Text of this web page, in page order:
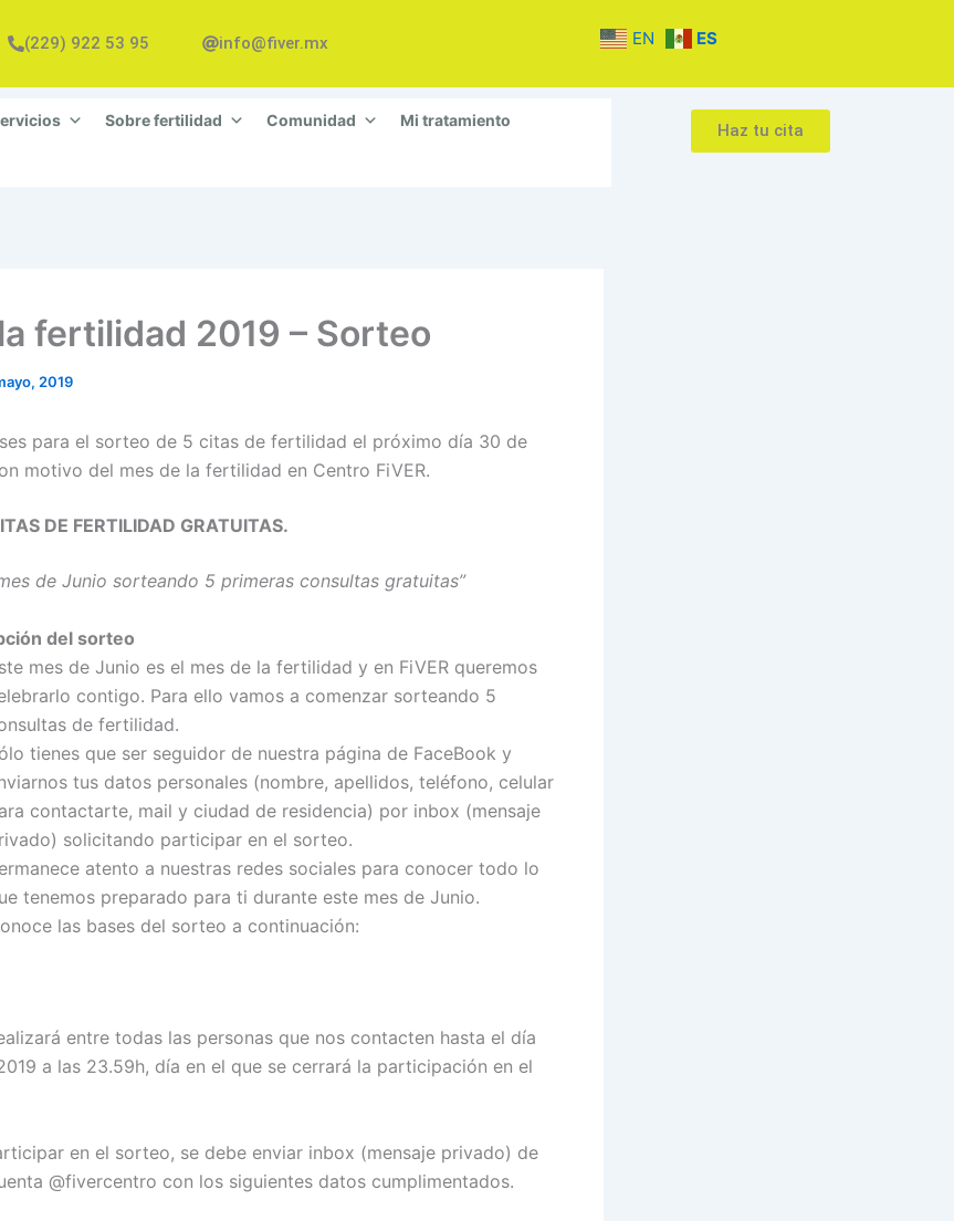
(229) 922 53 95 info@fiver.mx EN ES
Sobre fertilidad Comunidad Mi tratamiento
Haz tu cita
fertilidad 2019 – Sorteo
2019
para el sorteo de 5 citas de fertilidad el próximo día 30 de
motivo del mes de la fertilidad en Centro FiVER.
DE FERTILIDAD GRATUITAS.
de Junio sorteando 5 primeras consultas gratuitas”
del sorteo
mes de Junio es el mes de la fertilidad y en FiVER queremos
contigo. Para ello vamos a comenzar sorteando 5
de fertilidad.
tienes que ser seguidor de nuestra página de FaceBook y
tus datos personales (nombre, apellidos, teléfono, celular
contactarte, mail y ciudad de residencia) por inbox (mensaje
solicitando participar en el sorteo.
atento a nuestras redes sociales para conocer todo lo
tenemos preparado para ti durante este mes de Junio.
las bases del sorteo a continuación:
entre todas las personas que nos contacten hasta el día
a las 23.59h, día en el que se cerrará la participación en el
en el sorteo, se debe enviar inbox (mensaje privado) de
@fivercentro con los siguientes datos cumplimentados.